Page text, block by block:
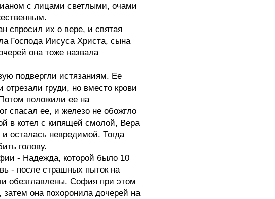
с лицами светлыми, очами
их о вере, и святая
Господа Иисуса Христа, сына
она тоже назвала
подвергли истязаниям. Ее
груди, но вместо крови
положили ее на
спасал ее, и железо не обожгло
в котел с кипящей смолой, Вера
осталась невредимой. Тогда
голову.
- Надежда, которой было 10
- после страшных пыток на
обезглавлены. София при этом
затем она похоронила дочерей на